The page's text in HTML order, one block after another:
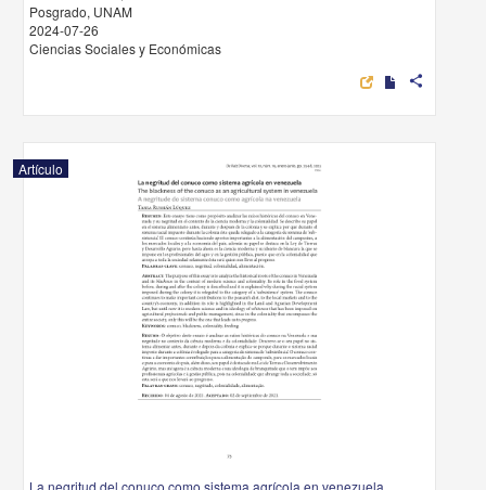
Posgrado, UNAM
2024-07-26
Ciencias Sociales y Económicas
share
Artículo
La negritud del conuco como sistema agrícola en venezuela